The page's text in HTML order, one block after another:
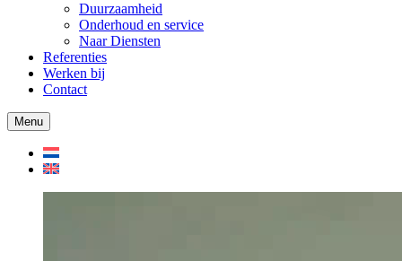
Duurzaamheid
Onderhoud en service
Naar Diensten
Referenties
Werken bij
Contact
Menu